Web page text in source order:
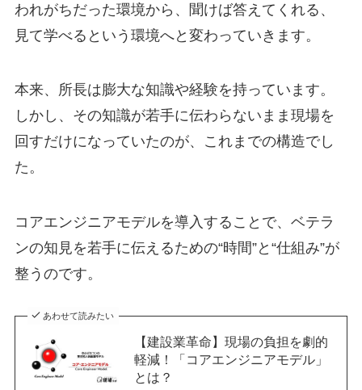
われがちだった環境から、聞けば答えてくれる、
見て学べるという環境へと変わっていきます。
本来、所長は膨大な知識や経験を持っています。
しかし、その知識が若手に伝わらないまま現場を
回すだけになっていたのが、これまでの構造でし
た。
コアエンジニアモデルを導入することで、ベテラ
ンの知見を若手に伝えるための“時間”と“仕組み”が
整うのです。
あわせて読みたい
【建設業革命】現場の負担を劇的
軽減！「コアエンジニアモデル」
とは？